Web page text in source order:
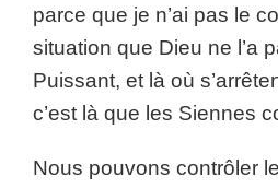
parce que je n’ai pas le
situation que Dieu ne l’a
Puissant, et là où
c’est là que les Siennes
Nous pouvons contrôler